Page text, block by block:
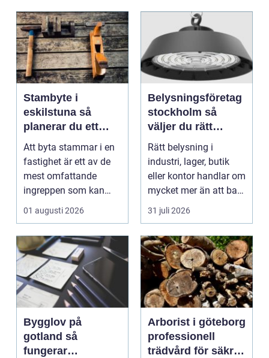
Stambyte i
eskilstuna så
planerar du ett
tryggt och hållbart
projekt
Att byta stammar i en
fastighet är ett av de
mest omfattande
ingreppen som kan
göras i ett hus. Samt...
01 augusti 2026
Belysningsföretag
stockholm så
väljer du rätt
partner för
professionell
ljussättning
Rätt belysning i
industri, lager, butik
eller kontor handlar om
mycket mer än att bara
få det ljust....
31 juli 2026
Bygglov på
gotland så
fungerar
Arborist i göteborg
professionell
trädvård för säkra